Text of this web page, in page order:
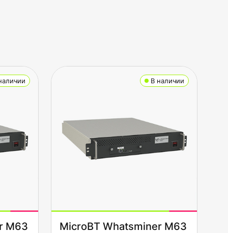
M63
В наличии
MicroBT Whatsminer M63